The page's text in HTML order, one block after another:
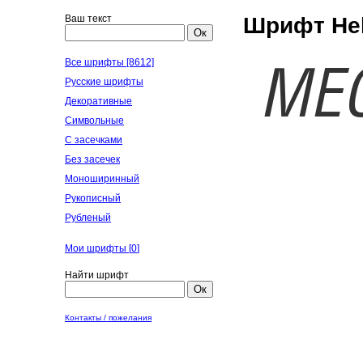
Ваш текст
Ок
Все шрифты [8612]
Русские шрифты
Декоративные
Символьные
С засечками
Без засечек
Моноширинный
Рукописный
Рубленый
Мои шрифты [0]
Найти шрифт
Ок
Контакты / пожелания
Шрифт